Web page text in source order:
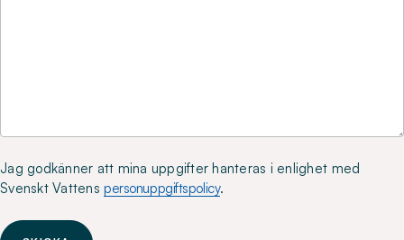
Jag godkänner att mina uppgifter hanteras i enlighet med
Svenskt Vattenspersonuppgiftspolicy.